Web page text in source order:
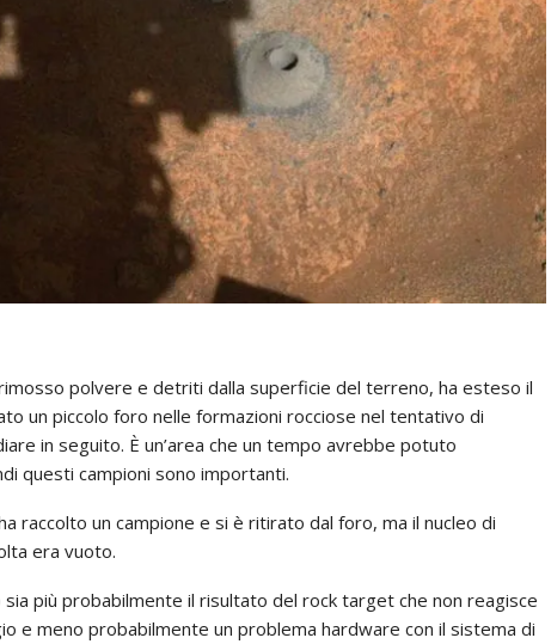
polvere e detriti dalla superficie del terreno, ha esteso il
un piccolo foro nelle formazioni rocciose nel tentativo di
in seguito. È un’area che un tempo avrebbe potuto
questi campioni sono importanti.
raccolto un campione e si è ritirato dal foro, ma il nucleo di
era vuoto.
più probabilmente il risultato del rock target che non reagisce
e meno probabilmente un problema hardware con il sistema di